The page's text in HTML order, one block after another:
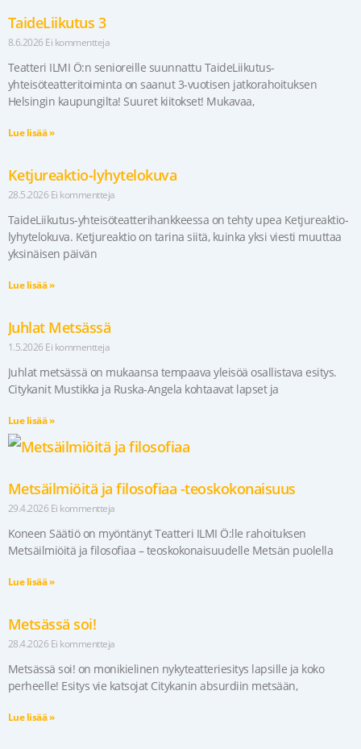
TaideLiikutus 3
8.6.2026 Ei kommentteja
Teatteri ILMI Ö:n senioreille suunnattu TaideLiikutus-
yhteisöteatteritoiminta on saanut 3-vuotisen jatkorahoituksen
Helsingin kaupungilta! Suuret kiitokset! Mukavaa,
Lue lisää »
Ketjureaktio-lyhytelokuva
28.5.2026 Ei kommentteja
TaideLiikutus-yhteisöteatterihankkeessa on tehty upea Ketjureaktio-
lyhytelokuva. Ketjureaktio on tarina siitä, kuinka yksi viesti muuttaa
yksinäisen päivän
Lue lisää »
Juhlat Metsässä
1.5.2026 Ei kommentteja
Juhlat metsässä on mukaansa tempaava yleisöä osallistava esitys.
Citykanit Mustikka ja Ruska-Angela kohtaavat lapset ja
Lue lisää »
Metsäilmiöitä ja filosofiaa -teoskokonaisuus
29.4.2026 Ei kommentteja
Koneen Säätiö on myöntänyt Teatteri ILMI Ö:lle rahoituksen
Metsäilmiöitä ja filosofiaa – teoskokonaisuudelle Metsän puolella
Lue lisää »
Metsässä soi!
28.4.2026 Ei kommentteja
Metsässä soi! on monikielinen nykyteatteriesitys lapsille ja koko
perheelle! Esitys vie katsojat Citykanin absurdiin metsään,
Lue lisää »